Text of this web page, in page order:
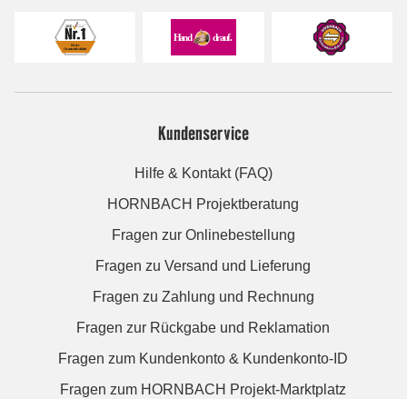
Kundenservice
Hilfe & Kontakt (FAQ)
HORNBACH Projektberatung
Fragen zur Onlinebestellung
Fragen zu Versand und Lieferung
Fragen zu Zahlung und Rechnung
Fragen zur Rückgabe und Reklamation
Fragen zum Kundenkonto & Kundenkonto-ID
Fragen zum HORNBACH Projekt-Marktplatz